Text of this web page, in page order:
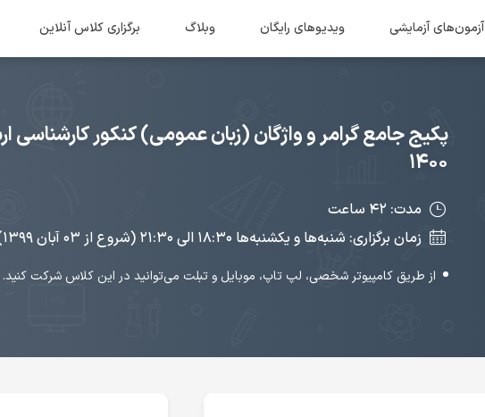
آزمون‌های آزمایشی ویدیو‌های رایگان وبلاگ برگزاری کلاس آنلاین
پکیج جامع گرامر و واژگان (زبان عمومی) کنکور کارشناسی
۱۴۰۰
مدت: ۴۲ ساعت
زمان برگزاری: شنبه‌ها و یکشنبه‌ها ۱۸:۳۰ الی ۲۱:۳۰ (شروع از ۰۳ آبان ۱۳۹۹)
از طریق کامپیوتر شخصی، لپ تاپ، موبایل و تبلت می‌توانید در این کلاس شرکت کنید.